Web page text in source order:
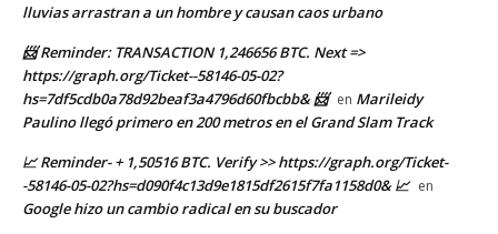
lluvias arrastran a un hombre y causan caos urbano
📨 Reminder: TRANSACTION 1,246656 BTC. Next =>
https://graph.org/Ticket--58146-05-02?
hs=7df5cdb0a78d92beaf3a4796d60fbcbb& 📨 en Marileidy
Paulino llegó primero en 200 metros en el Grand Slam Track
📈 Reminder- + 1,50516 BTC. Verify >> https://graph.org/Ticket-
-58146-05-02?hs=d090f4c13d9e1815df2615f7fa1158d0& 📈 en
Google hizo un cambio radical en su buscador